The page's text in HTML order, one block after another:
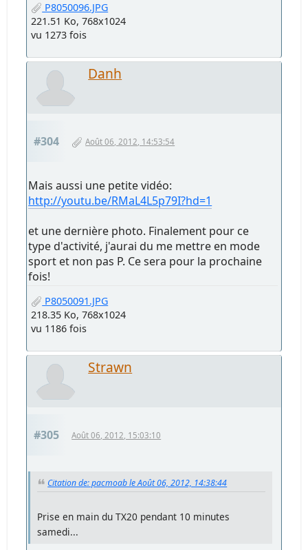
P8050096.JPG
221.51 Ko, 768x1024
vu 1273 fois
Danh
#304 Août 06, 2012, 14:53:54
Mais aussi une petite vidéo:
http://youtu.be/RMaL4L5p79I?hd=1
et une dernière photo. Finalement pour ce
type d'activité, j'aurai du me mettre en mode
sport et non pas P. Ce sera pour la prochaine
fois!
P8050091.JPG
218.35 Ko, 768x1024
vu 1186 fois
Strawn
#305 Août 06, 2012, 15:03:10
Citation de: pacmoab le Août 06, 2012, 14:38:44
Prise en main du TX20 pendant 10 minutes
samedi...